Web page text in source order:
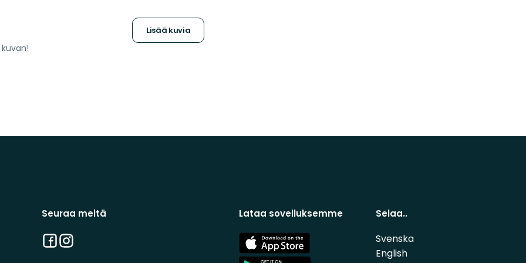
Lisää kuvia
Seuraa meitä
Facebook
Instagram
Lataa sovelluksemme
App
Store
Selaa..
Svenska
English